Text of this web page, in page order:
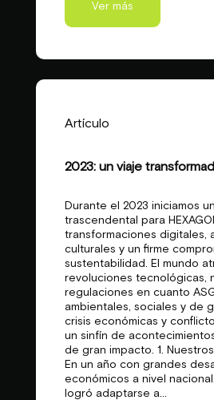
Ver más
Artículo
2023: un viaje
Durante el 2023 iniciamos
trascendental para
transformaciones digitales,
culturales y un firme
sustentabilidad. El mundo
revoluciones tecnológicas,
regulaciones en cuanto
ambientales, sociales y de
crisis económicas y
un sinfín de
de gran impacto. 1.
En un año con grandes
económicos a nivel
logró adaptarse a...